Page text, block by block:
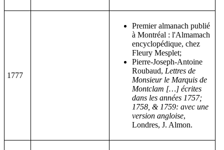
1777
Premier almanach publié
à Montréal : l'Almamach
encyclopédique, chez
Fleury Mesplet;
Pierre-Joseph-Antoine
Roubaud, Lettres de
Monsieur le Marquis de
Montclam […] écrites
dans les années 1757;
1758, & 1759: avec une
version angloise,
Londres, J. Almon.